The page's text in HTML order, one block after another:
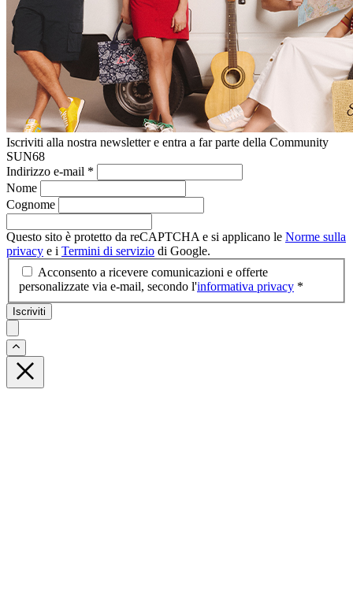
Iscriviti alla nostra newsletter e entra a far parte della Community
SUN68
Indirizzo e-mail *
Nome
Cognome
Questo sito è protetto da reCAPTCHA e si applicano le Norme sulla
privacy e i Termini di servizio di Google.
Acconsento a ricevere comunicazioni e offerte
personalizzate via e-mail, secondo l'informativa privacy *
Iscriviti